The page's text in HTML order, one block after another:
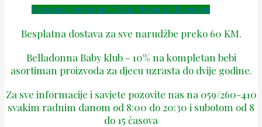
Facebook Instagram Tiktok Phone-alt Envelope
Besplatna dostava za sve narudžbe preko 60 KM.
Belladonna Baby klub - 10% na kompletan bebi
asortiman proizvoda za djecu uzrasta do dvije godine.
Za sve informacije i savjete pozovite nas na 059/260-410
svakim radnim danom od 8:00 do 20:30 i subotom od 8
do 15 časova